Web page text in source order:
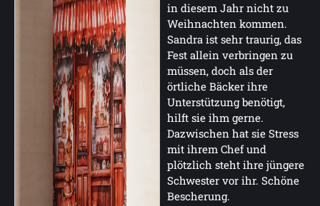
in diesem Jahr nicht zu
Weihnachten kommen.
Sandra ist sehr traurig, das
Fest allein verbringen zu
müssen, doch als der
örtliche Bäcker ihre
Unterstützung benötigt,
hilft sie ihm gerne.
Dazwischen hat sie Stress
mit ihrem Chef und
plötzlich steht ihre jüngere
Schwester vor ihr. Schöne
Bescherung.